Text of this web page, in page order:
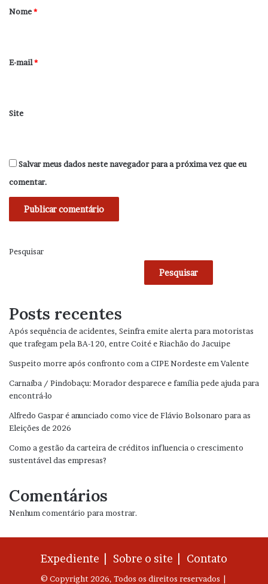
r
*
Nome*
E-mail*
Site
Salvar meus dados neste navegador para a próxima vez que eu
comentar.
Pesquisar
Pesquisar
Posts recentes
Após sequência de acidentes, Seinfra emite alerta para motoristas
que trafegam pela BA-120, entre Coité e Riachão do Jacuipe
Suspeito morre após confronto com a CIPE Nordeste em Valente
Carnaíba / Pindobaçu: Morador desparece e família pede ajuda para
encontrá-lo
Alfredo Gaspar é anunciado como vice de Flávio Bolsonaro para as
Eleições de 2026
Como a gestão da carteira de créditos influencia o crescimento
sustentável das empresas?
Comentários
Nenhum comentário para mostrar.
Expediente | Sobre o site | Contato
© Copyright 2026, Todos os direitos reservados |